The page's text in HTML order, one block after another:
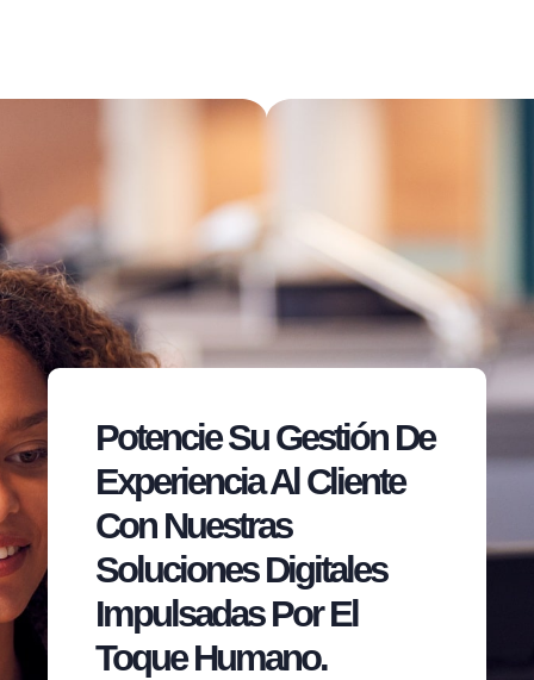
Potencie Su Gestión De
Experiencia Al Cliente
Con Nuestras
Soluciones Digitales
Impulsadas Por El
Toque Humano.